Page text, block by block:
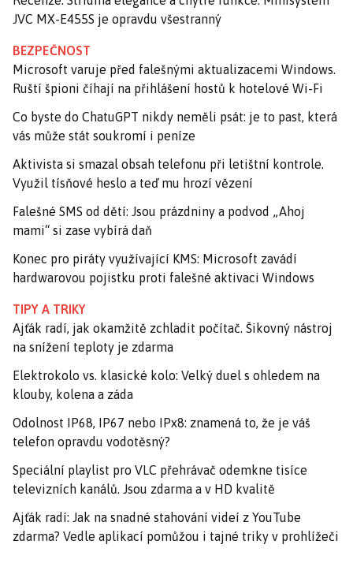
JVC MX-E455S je opravdu všestranný
BEZPEČNOST
Microsoft varuje před falešnými aktualizacemi Windows.
Ruští špioni číhají na přihlášení hostů k hotelové Wi-Fi
Co byste do ChatuGPT nikdy neměli psát: je to past, která
vás může stát soukromí i peníze
Aktivista si smazal obsah telefonu při letištní kontrole.
Využil tísňové heslo a teď mu hrozí vězení
Falešné SMS od dětí: Jsou prázdniny a podvod „Ahoj
mami“ si zase vybírá daň
Konec pro piráty využívající KMS: Microsoft zavádí
hardwarovou pojistku proti falešné aktivaci Windows
TIPY A TRIKY
Ajťák radí, jak okamžitě zchladit počítač. Šikovný nástroj
na snížení teploty je zdarma
Elektrokolo vs. klasické kolo: Velký duel s ohledem na
klouby, kolena a záda
Odolnost IP68, IP67 nebo IPx8: znamená to, že je váš
telefon opravdu vodotěsný?
Speciální playlist pro VLC přehrávač odemkne tisíce
televizních kanálů. Jsou zdarma a v HD kvalitě
Ajťák radí: Jak na snadné stahování videí z YouTube
zdarma? Vedle aplikací pomůžou i tajné triky v prohlížeči